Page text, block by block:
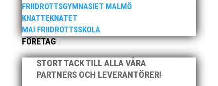
FRIIDROTTSGYMNASIET MALMÖ
KNATTEKNATET
MAI FRIIDROTTSSKOLA
FÖRETAG
STORT TACK TILL ALLA VÅRA
PARTNERS OCH LEVERANTÖRER!
När Friidrottssverige samlades för fest gick en av
utmärkelserna till MAI och Kalvinknatet – Lasses
skötebarn i alla år. MAI-delegationen fick ta emot